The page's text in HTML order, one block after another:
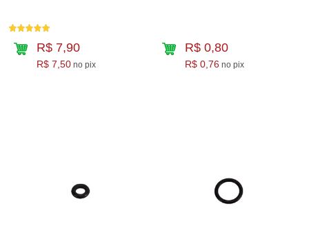
R$ 7,90
R$ 7,50 no pix
R$ 0,80
R$ 0,76 no pix